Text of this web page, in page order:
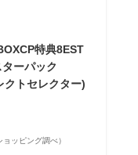
特典8EST
ーパック
クトセレクター)
ッピング調べ）